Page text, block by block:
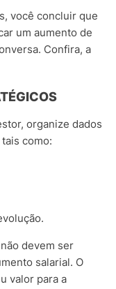
você concluir que
um aumento de
Confira, a
organize dados
como:
devem ser
salarial. O
valor para a